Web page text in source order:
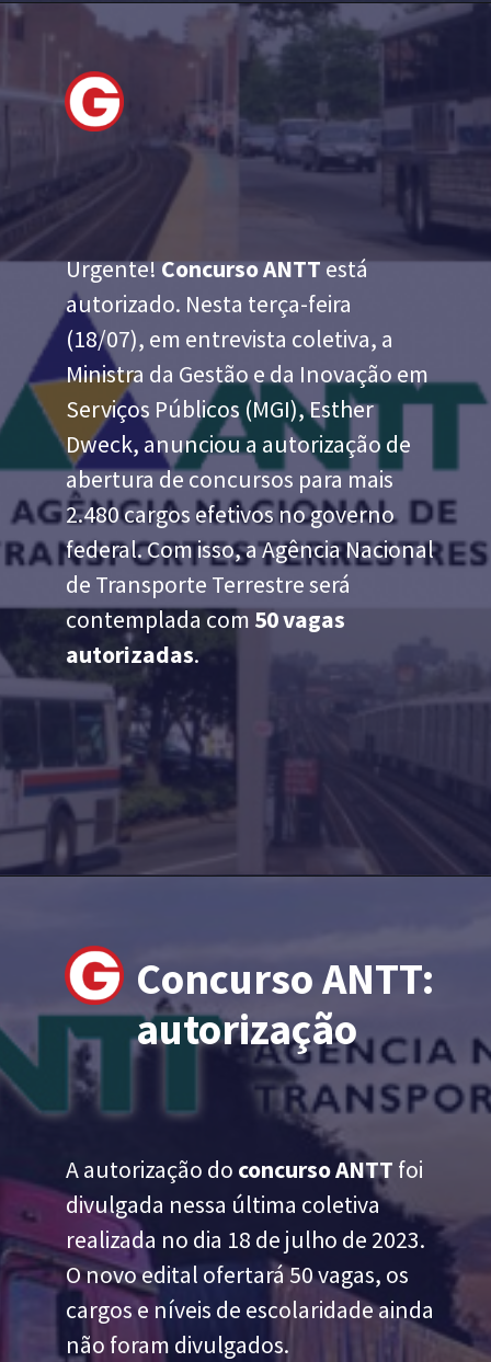
Urgente!Concurso ANTTestá
autorizado. Nesta terça-feira
(18/07), em entrevista coletiva, a
Ministra da Gestão e da Inovação em
Serviços Públicos (MGI), Esther
Dweck, anunciou a autorização de
abertura de concursos para mais
2.480 cargos efetivos no governo
federal. Com isso, a Agência Nacional
de Transporte Terrestre será
contemplada com 50 vagas
autorizadas.
Concurso ANTT:
autorização
A autorização do concurso ANTT foi
divulgada nessa última coletiva
realizada no dia 18 de julho de 2023.
O novo edital ofertará 50 vagas, os
cargos e níveis de escolaridade ainda
não foram divulgados.